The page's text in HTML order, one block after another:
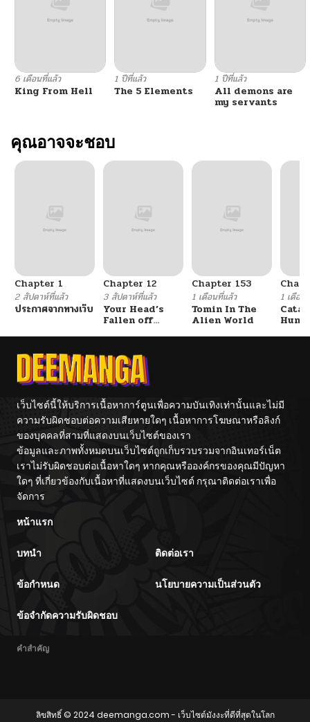
ตอนที่ 371 05/14/2026
ตอนที่ 370
ตอนที่ 369 05/14/2026
ตอนที่ 368
ตอนที่ 364 05/14/2026
ตอนที่ 362
ตอนที่ 361 05/14/2026
ตอนที่ 360 05/14/2026
ตอนที่ 359 05/14/2026
ตอนที่ 358
ตอนที่ 357
ตอนที่ 353 05/14/2026
6 เดือนที่แล้ว
King From Hell
1 ปีที่แล้ว
The 5 Elements
1 ปีที่แล้ว
All demons are
my servants
คุณอาจจะชอบ
Chapter 1
2 สัปดาห์ที่แล้ว
ประกาศจากทางเว็บ
Chapter 12
3 สัปดาห์ที่แล้ว
Your Head’s
Fallen off
Chapter 153
1 เดือนที่แล้ว
Tomin In The
Alien World
1 เดือน
เว็บไซต์นี้ให้บริการเนื้อหาการ์ตูนเพื่อความบันเทิงเท่านั้นและไม่มี
ความรับผิดชอบต่อความเสียหายใดๆ เนื้อหาการโฆษณาหรือลิงก์
ของบุคคลที่สามที่แสดงบนเว็บไซต์ของเรา
ข้อมูลและภาพทั้งหมดบนเว็บไซต์ถูกเก็บรวบรวมจากอินเทอร์เน็ต
เราไม่รับผิดชอบต่อเนื้อหาใดๆ หากคุณหรือองค์กรของคุณมีปัญหา
ใดๆ ที่เกี่ยวข้องกับเนื้อหาที่แสดงบนเว็บไซต์ กรุณาติดต่อเราเพื่อ
จัดการ
หน้าแรก
บทนำ ติดต่อเรา
ข้อกำหนด นโยบายความเป็นส่วนตัว
ข้อจำกัดความรับผิดชอบ
คำสำคัญ
ลิขสิทธิ์ © 2024 deemanga.com- เว็บไซต์มังงะที่ดีที่สุดในโลก